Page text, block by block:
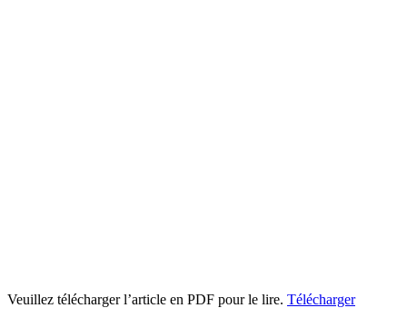
Veuillez télécharger l’article en PDF pour le lire. Télécharger